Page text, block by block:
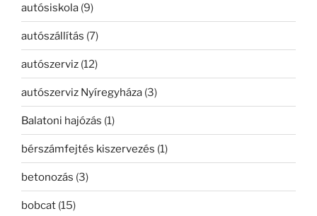
autósiskola (9)
autószállítás (7)
autószerviz (12)
autószerviz Nyíregyháza (3)
Balatoni hajózás (1)
bérszámfejtés kiszervezés (1)
betonozás (3)
bobcat (15)